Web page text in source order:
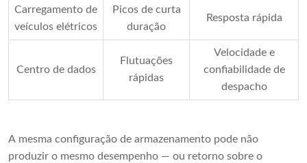
Carregamento de
veículos elétricos
Picos de curta
duração
Resposta rápida
Centro de dados
Flutuações
rápidas
Velocidade e
confiabilidade de
despacho
A mesma configuração de armazenamento pode não
produzir o mesmo desempenho — ou retorno sobre o